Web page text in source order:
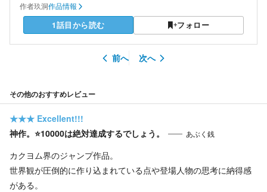
作者玖洞作品情報
1話目から読む フォロー
前へ 次へ
その他のおすすめレビュー
★★★ Excellent!!!
神作。⭐️10000は絶対達成するでしょう。
あぶく銭
カクヨム界のジャンプ作品。
世界観が圧倒的に作り込まれている点や登場人物の思考に納得感
がある。